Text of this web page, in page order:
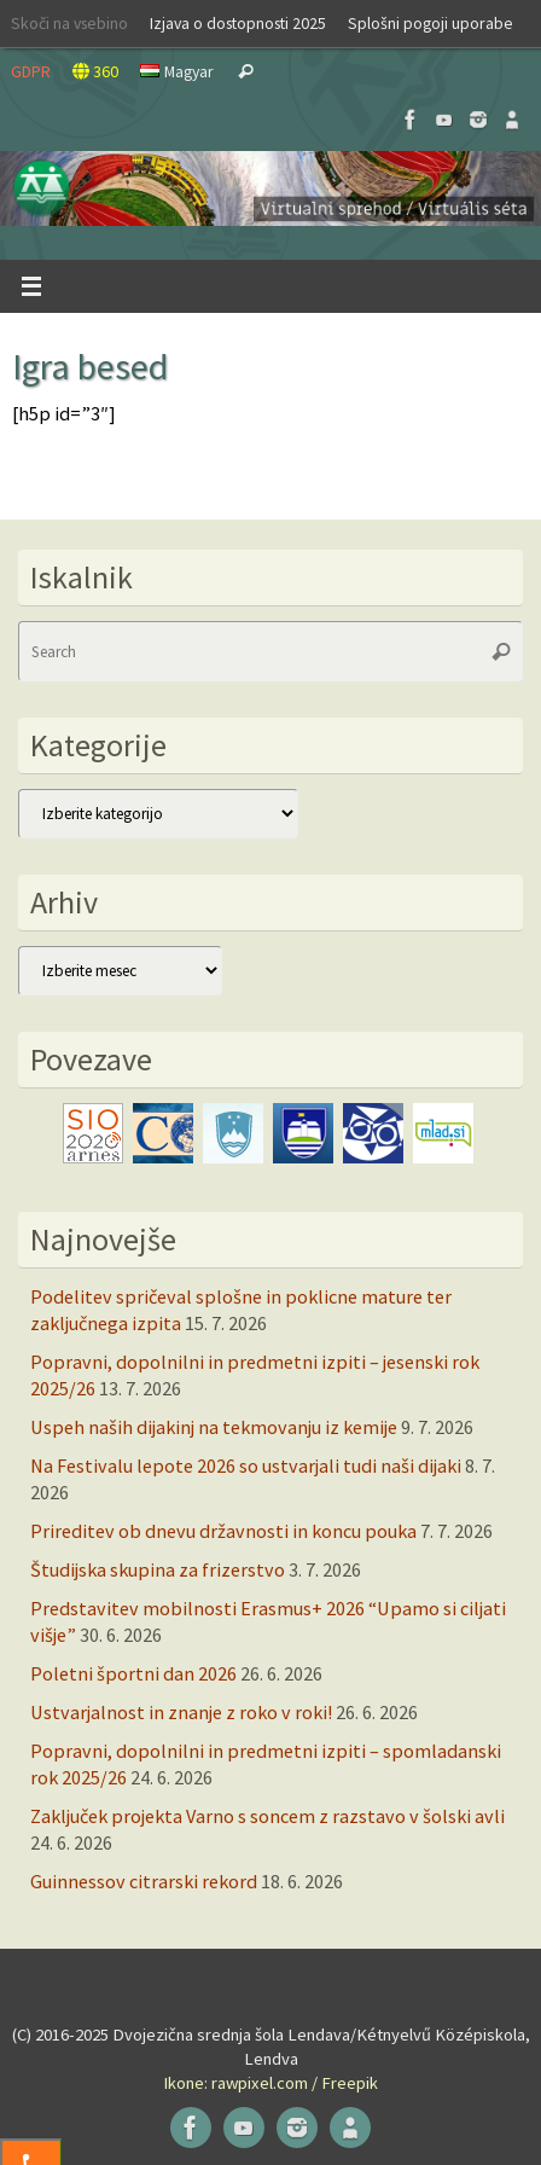
Skip
content
Skoči na vsebino Izjava o dostopnosti 2025 Splošni pogoji uporabe
GDPR 360 Magyar Search
Igra besed
[h5p id=”3″]
Iskalnik
Kategorije
Kategorije
Arhiv
Arhiv
Povezave
Najnovejše
Podelitev spričeval splošne in poklicne mature ter
zaključnega izpita 15. 7. 2026
Popravni, dopolnilni in predmetni izpiti – jesenski rok
2025/26 13. 7. 2026
Uspeh naših dijakinj na tekmovanju iz kemije 9. 7. 2026
Na Festivalu lepote 2026 so ustvarjali tudi naši dijaki 8. 7.
2026
Prireditev ob dnevu državnosti in koncu pouka 7. 7. 2026
Študijska skupina za frizerstvo 3. 7. 2026
Predstavitev mobilnosti Erasmus+ 2026 “Upamo si ciljati
višje” 30. 6. 2026
Poletni športni dan 2026 26. 6. 2026
Ustvarjalnost in znanje z roko v roki! 26. 6. 2026
Popravni, dopolnilni in predmetni izpiti – spomladanski
rok 2025/26 24. 6. 2026
Zaključek projekta Varno s soncem z razstavo v šolski avli
24. 6. 2026
Guinnessov citrarski rekord 18. 6. 2026
(C) 2016-2025 Dvojezična srednja šola Lendava/Kétnyelvű Középiskola,
Lendva
Ikone: rawpixel.com / Freepik